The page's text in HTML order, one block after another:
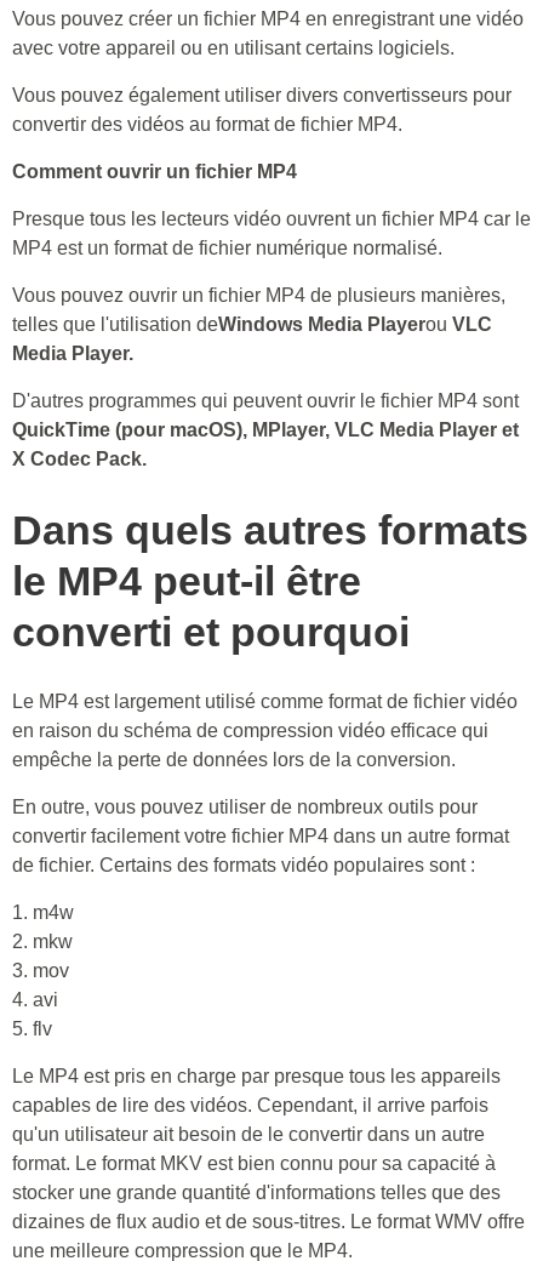
Vous pouvez créer un fichier MP4 en enregistrant une vidéo
avec votre appareil ou en utilisant certains logiciels.
Vous pouvez également utiliser divers convertisseurs pour
convertir des vidéos au format de fichier MP4.
Comment ouvrir un fichier MP4
Presque tous les lecteurs vidéo ouvrent un fichier MP4 car le
MP4 est un format de fichier numérique normalisé.
Vous pouvez ouvrir un fichier MP4 de plusieurs manières,
telles que l'utilisation deWindows Media Playerou VLC
Media Player.
D'autres programmes qui peuvent ouvrir le fichier MP4 sont
QuickTime (pour macOS), MPlayer, VLC Media Player et
X Codec Pack.
Dans quels autres formats
le MP4 peut-il être
converti et pourquoi
Le MP4 est largement utilisé comme format de fichier vidéo
en raison du schéma de compression vidéo efficace qui
empêche la perte de données lors de la conversion.
En outre, vous pouvez utiliser de nombreux outils pour
convertir facilement votre fichier MP4 dans un autre format
de fichier. Certains des formats vidéo populaires sont :
1. m4w
2. mkw
3. mov
4. avi
5. flv
Le MP4 est pris en charge par presque tous les appareils
capables de lire des vidéos. Cependant, il arrive parfois
qu'un utilisateur ait besoin de le convertir dans un autre
format. Le format MKV est bien connu pour sa capacité à
stocker une grande quantité d'informations telles que des
dizaines de flux audio et de sous-titres. Le format WMV offre
une meilleure compression que le MP4.